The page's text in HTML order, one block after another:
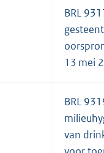
BRL
13 mei
BRL
van